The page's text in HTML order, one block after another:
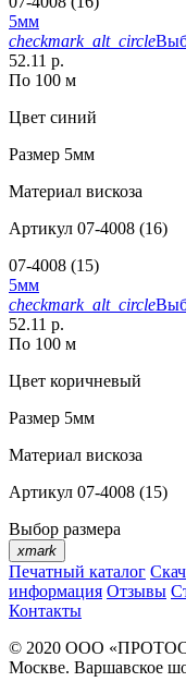
5мм
checkmark_alt_circle
52.11 р.
По 100 м
Цвет синий
Размер 5мм
Материал вискоза
Артикул 07-4008 (16)
07-4008 (15)
5мм
checkmark_alt_circle
52.11 р.
По 100 м
Цвет коричневый
Размер 5мм
Материал вискоза
Артикул 07-4008 (15)
Выбор размера
xmark
Печатный каталог
информация Отзывы
Контакты
© 2020 ООО
Москве. Варшавское